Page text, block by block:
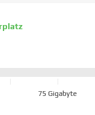
75 Gigabyte